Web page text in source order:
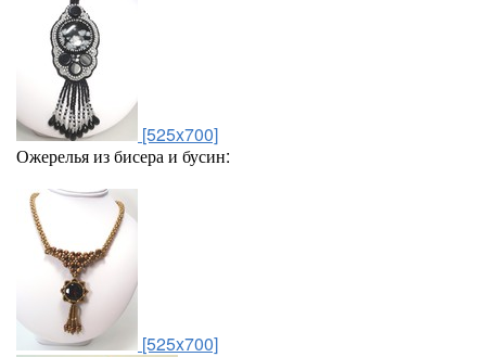
[525x700]
Ожерелья из бисера и бусин:
[525x700]